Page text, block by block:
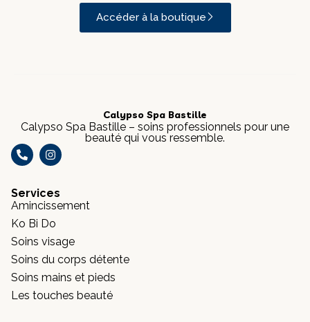
Accéder à la boutique
Calypso Spa Bastille
Calypso Spa Bastille – soins professionnels pour une
beauté qui vous ressemble.
Services
Amincissement
Ko Bi Do
Soins visage
Soins du corps détente
Soins mains et pieds
Les touches beauté